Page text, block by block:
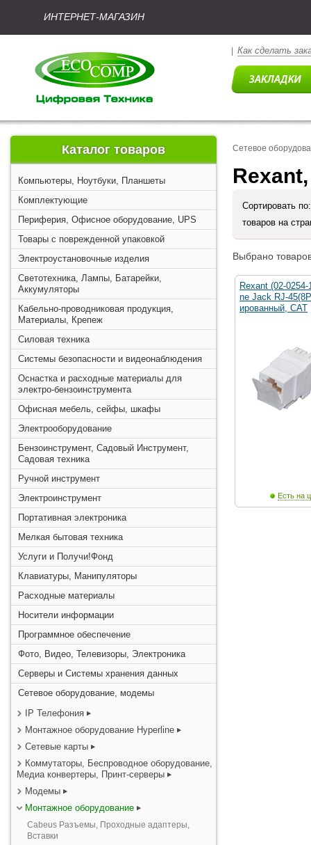
ИНТЕРНЕТ-МАГАЗИН
Как сделать
Каталог товаров
Компьютеры, Ноутбуки, Планшеты
Комплектующие
Периферия, Офисное оборудование, UPS
Товары с поврежденной упаковкой
Электроустановочные изделия
Светотехника, Лампы, Батарейки,
Аккумуляторы
Кабельно-проводниковая продукция,
Материалы, Крепеж
Силовая техника
Системы безопасности и видеонаблюдения
Оснастка и расходные материалы для
электро-бензоинструмента
Офисная мебель, сейфы, шкафы
Электрооборудование
Бензоинструмент, Садовый Инструмент,
Садовая техника
Ручной инструмент
Электроинструмент
Портативная электроника
Мелкая бытовая техника
Услуги и Получи!Фонд
Клавиатуры, Манипуляторы
Расходные материалы
Носители информации
Программное обеспечение
Фото, Видео, Телевизоры, Электроника
Серверы и Системы хранения данных
Сетевое оборудование, модемы
IP Телефония
Монтажное оборудование Hyperline
Сетевые карты
Коммутаторы, Беспроводное оборудование,
Медиа конвертеры, Принт-серверы
Модемы
Монтажное оборудование
Cabeus Разъемы, Проходные адаптеры,
Вставки
Сетевое
Сортировать
товаров на
Выбрано
Rexant (02-
ne Jack RJ-
ированный, CAT
Есть на